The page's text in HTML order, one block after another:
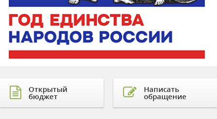
Открытый
бюджет
Написать
обращение